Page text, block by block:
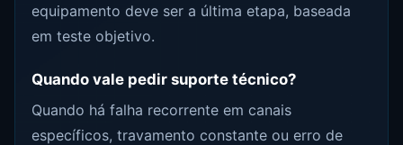
equipamento deve ser a última etapa, baseada
em teste objetivo.
Quando vale pedir suporte técnico?
Quando há falha recorrente em canais
específicos, travamento constante ou erro de